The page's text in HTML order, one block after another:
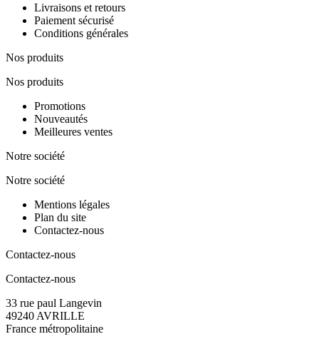
Livraisons et retours
Paiement sécurisé
Conditions générales
Nos produits
Nos produits
Promotions
Nouveautés
Meilleures ventes
Notre société
Notre société
Mentions légales
Plan du site
Contactez-nous
Contactez-nous
Contactez-nous
33 rue paul Langevin
49240 AVRILLE
France métropolitaine